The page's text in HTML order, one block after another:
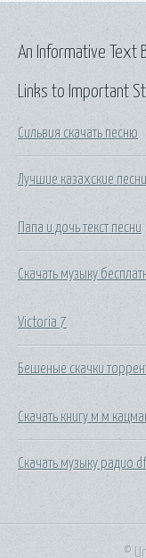
Links to Important
Сильвия скачать песню
Лучшие казахские
Папа и дочь текст песни
Скачать музыку
Victoria 7
Бешеные скачки
Скачать книгу м м
Скачать музыку радио
An Informative Text
©